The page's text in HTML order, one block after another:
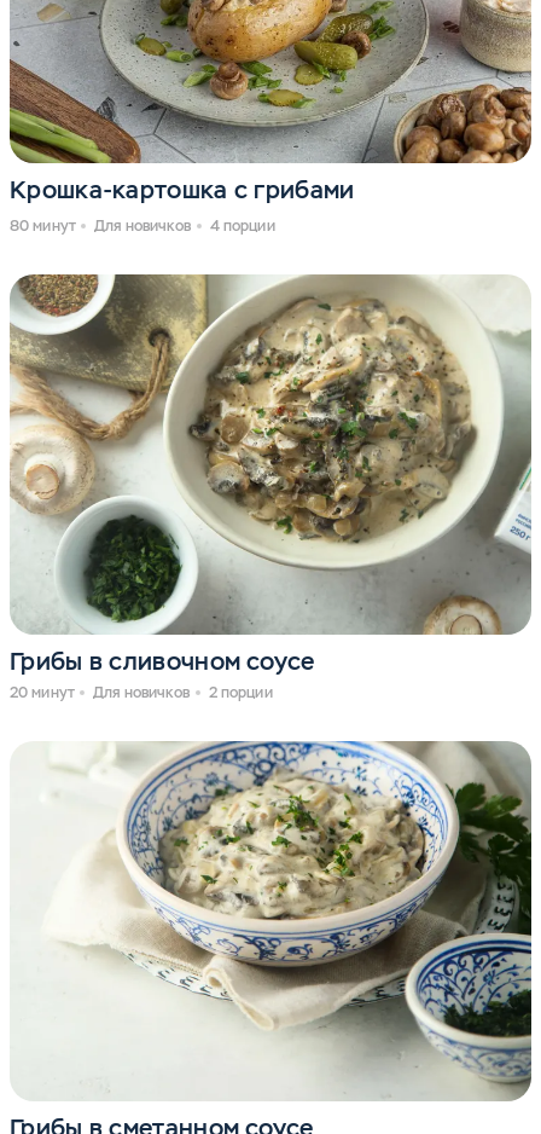
Крошка-картошка с грибами
80 минут Для новичков 4 порции
Грибы в сливочном соусе
20 минут Для новичков 2 порции